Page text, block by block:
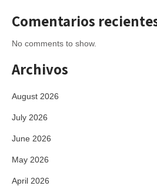
Comentarios
No comments to show.
Archivos
August 2026
July 2026
June 2026
May 2026
April 2026